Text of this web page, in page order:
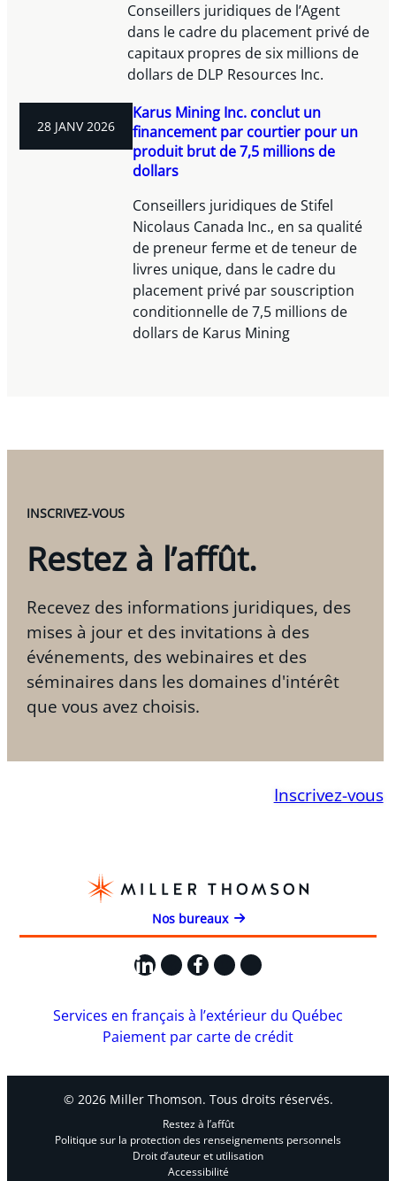
Conseillers juridiques de l’Agent
dans le cadre du placement privé de
capitaux propres de six millions de
dollars de DLP Resources Inc.
28 JANV 2026
Karus Mining Inc. conclut un
financement par courtier pour un
produit brut de 7,5 millions de
dollars
Conseillers juridiques de Stifel
Nicolaus Canada Inc., en sa qualité
de preneur ferme et de teneur de
livres unique, dans le cadre du
placement privé par souscription
conditionnelle de 7,5 millions de
dollars de Karus Mining
INSCRIVEZ-VOUS
Restez à l’affût.
Recevez des informations juridiques, des
mises à jour et des invitations à des
événements, des webinaires et des
séminaires dans les domaines d'intérêt
que vous avez choisis.
Inscrivez-vous
Nos bureaux
LinkedIn
X Facebook
Instagram
YouTube
Services en français à l’extérieur du Québec
Paiement par carte de crédit
© 2026 Miller Thomson. Tous droits réservés.
Restez à l’affût
Politique sur la protection des renseignements personnels
Droit d’auteur et utilisation
Accessibilité